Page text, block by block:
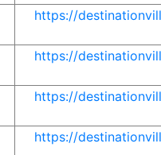
https://
https://
https://
https://